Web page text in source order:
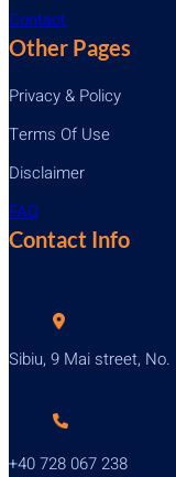
Contact
Other Pages
Privacy & Policy
Terms Of Use
Disclaimer
FAQ
Contact Info
Sibiu, 9 Mai street, No.
+40 728 067 238